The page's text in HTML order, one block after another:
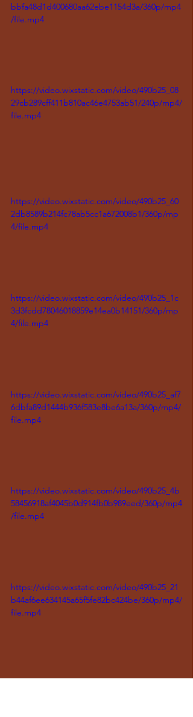
bbfa48d1d400680aa62ebe1154d3a/360p/mp4
/file.mp4
https://video.wixstatic.com/video/490b25_08
29cb289cff411b810ac46e4753ab51/240p/mp4/
file.mp4
https://video.wixstatic.com/video/490b25_60
2db8589b214fc78ab5cc1a672008b1/360p/mp
4/file.mp4
https://video.wixstatic.com/video/490b25_1c
3d3fcdd78046018859e14ea0b14151/360p/mp
4/file.mp4
https://video.wixstatic.com/video/490b25_af7
6dbfa89d1444b936f583e8be6a13a/360p/mp4/
file.mp4
https://video.wixstatic.com/video/490b25_4b
58456918af4045b0d914fb0b989eed/360p/mp4
/file.mp4
https://video.wixstatic.com/video/490b25_21
b44af6ee634145a65f5fe82bc424be/360p/mp4/
file.mp4